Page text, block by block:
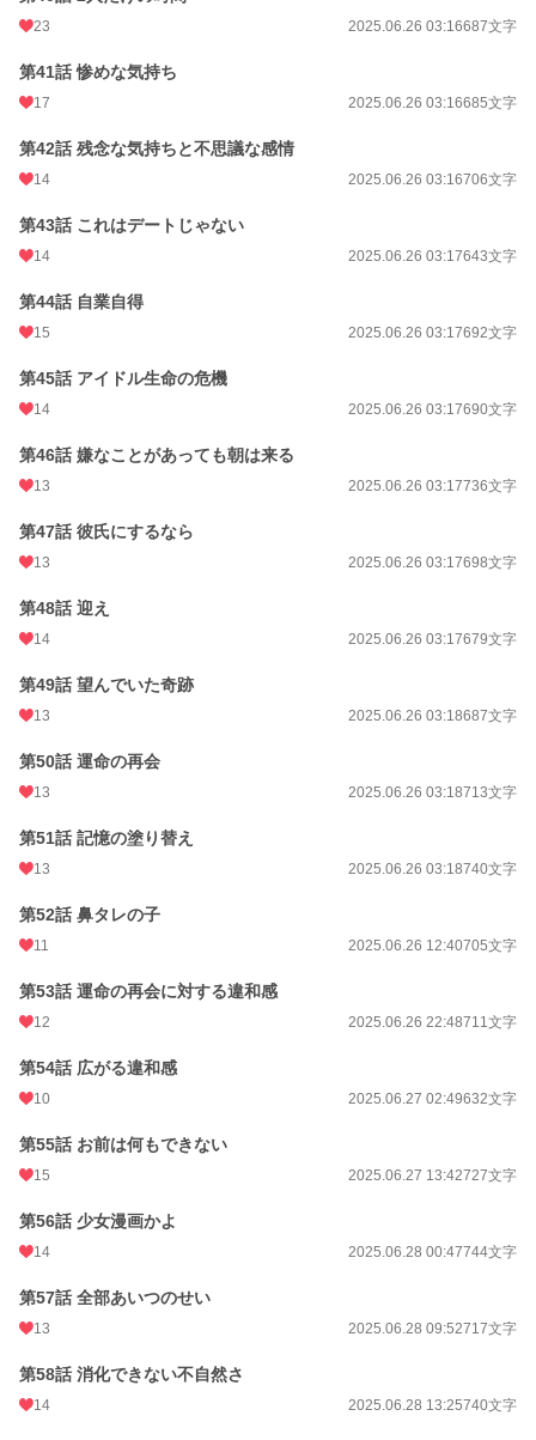
23 2025.06.26 03:16687文字
第41話 惨めな気持ち
17 2025.06.26 03:16685文字
第42話 残念な気持ちと不思議な感情
14 2025.06.26 03:16706文字
第43話 これはデートじゃない
14 2025.06.26 03:17643文字
第44話 自業自得
15 2025.06.26 03:17692文字
第45話 アイドル生命の危機
14 2025.06.26 03:17690文字
第46話 嫌なことがあっても朝は来る
13 2025.06.26 03:17736文字
第47話 彼氏にするなら
13 2025.06.26 03:17698文字
第48話 迎え
14 2025.06.26 03:17679文字
第49話 望んでいた奇跡
13 2025.06.26 03:18687文字
第50話 運命の再会
13 2025.06.26 03:18713文字
第51話 記憶の塗り替え
13 2025.06.26 03:18740文字
第52話 鼻タレの子
11 2025.06.26 12:40705文字
第53話 運命の再会に対する違和感
12 2025.06.26 22:48711文字
第54話 広がる違和感
10 2025.06.27 02:49632文字
第55話 お前は何もできない
15 2025.06.27 13:42727文字
第56話 少女漫画かよ
14 2025.06.28 00:47744文字
第57話 全部あいつのせい
13 2025.06.28 09:52717文字
第58話 消化できない不自然さ
14 2025.06.28 13:25740文字